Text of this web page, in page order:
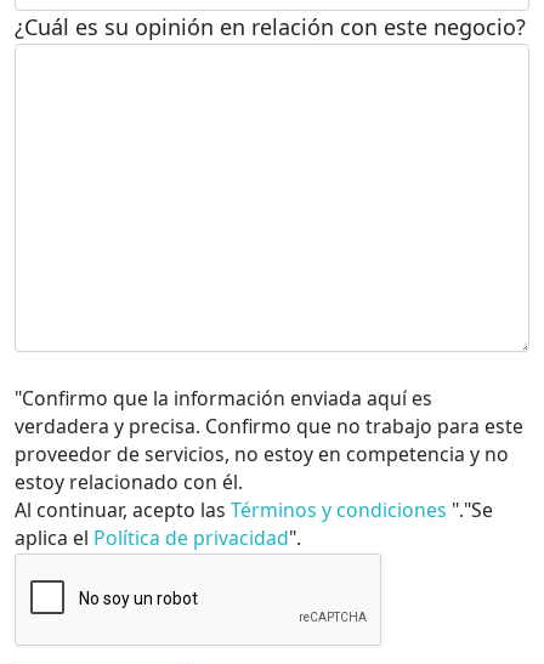
¿Cuál es su opinión en relación con este negocio?
"Confirmo que la información enviada aquí es
verdadera y precisa. Confirmo que no trabajo para este
proveedor de servicios, no estoy en competencia y no
estoy relacionado con él.
Al continuar, acepto las Términos y condiciones "."Se
aplica el Política de privacidad".